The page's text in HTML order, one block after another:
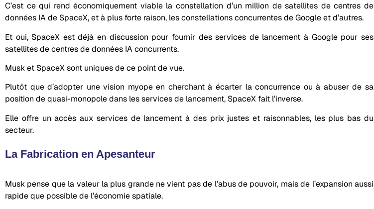
C’est ce qui rend économiquement viable la constellation d’un million de satellites de centres de
données IA de SpaceX, et à plus forte raison, les constellations concurrentes de Google et d’autres.
Et oui, SpaceX est déjà en discussion pour fournir des services de lancement à Google pour ses
satellites de centres de données IA concurrents.
Musk et SpaceX sont uniques de ce point de vue.
Plutôt que d’adopter une vision myope en cherchant à écarter la concurrence ou à abuser de sa
position de quasi-monopole dans les services de lancement, SpaceX fait l’inverse.
Elle offre un accès aux services de lancement à des prix justes et raisonnables, les plus bas du
secteur.
La Fabrication en Apesanteur
Musk pense que la valeur la plus grande ne vient pas de l’abus de pouvoir, mais de l’expansion aussi
rapide que possible de l’économie spatiale.